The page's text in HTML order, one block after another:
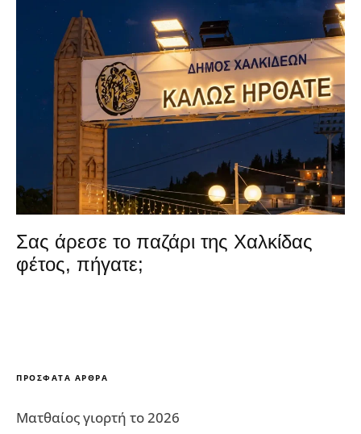
Σας άρεσε το παζάρι της Χαλκίδας
φέτος, πήγατε;
ΠΡΌΣΦΑΤΑ ΆΡΘΡΑ
Ματθαίος γιορτή το 2026